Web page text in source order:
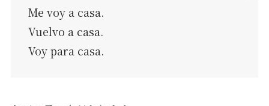
Me voy a casa.
Vuelvo a casa.
Voy para casa.